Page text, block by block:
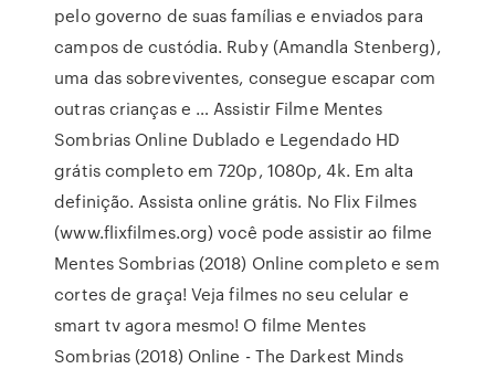
pelo governo de suas famílias e enviados para
campos de custódia. Ruby (Amandla Stenberg),
uma das sobreviventes, consegue escapar com
outras crianças e … Assistir Filme Mentes
Sombrias Online Dublado e Legendado HD
grátis completo em 720p, 1080p, 4k. Em alta
definição. Assista online grátis. No Flix Filmes
(www.flixfilmes.org) você pode assistir ao filme
Mentes Sombrias (2018) Online completo e sem
cortes de graça! Veja filmes no seu celular e
smart tv agora mesmo! O filme Mentes
Sombrias (2018) Online - The Darkest Minds